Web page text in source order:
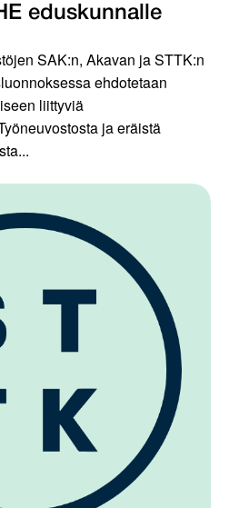
eduskunnalle
SAK:n, Akavan ja STTK:n
ehdotetaan
liittyviä
ja eräistä